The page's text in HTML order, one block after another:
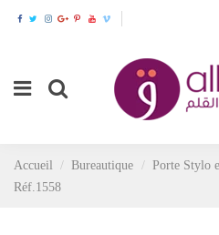
Accueil Bureautique
Porte Stylo
Réf.1558